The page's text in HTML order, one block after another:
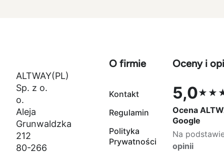
ALTWAY(PL)
Sp. z o.
o.
Aleja
Grunwaldzka
212
80-266
O firmie
Kontakt
Regulamin
Polityka
Prywatności
Oceny i
5,0
Ocena 5,0
Ocena
Google
Na
opinii